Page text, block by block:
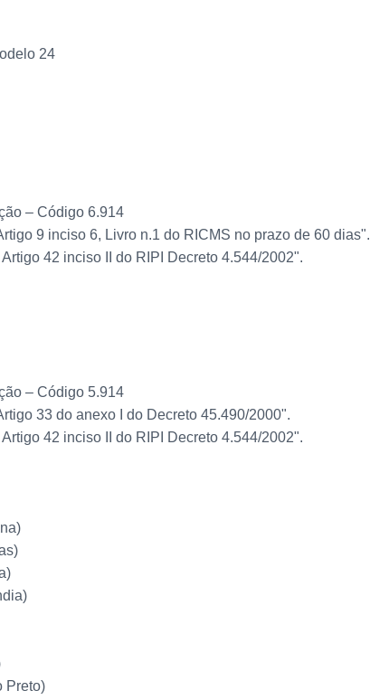
24
– Código 6.914
9 inciso 6, Livro n.1 do RICMS no prazo de 60 dias".
42 inciso II do RIPI Decreto 4.544/2002".
– Código 5.914
33 do anexo I do Decreto 45.490/2000".
42 inciso II do RIPI Decreto 4.544/2002".
Preto)